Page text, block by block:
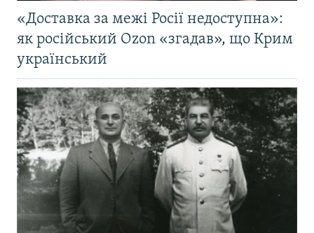
«Доставка за межі Росії недоступна»:
як російський Ozon «згадав», що Крим
український